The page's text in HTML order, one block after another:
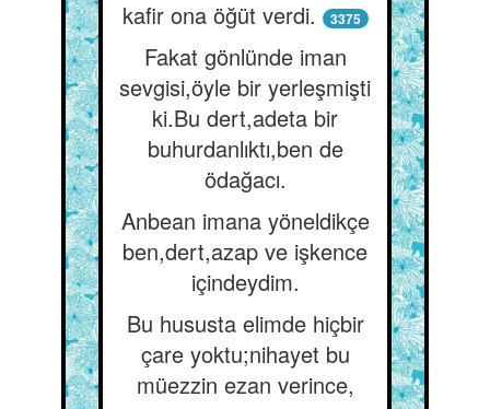
kafir ona öğüt verdi.
3375
Fakat gönlünde iman
sevgisi,öyle bir yerleşmişti
ki.Bu dert,adeta bir
buhurdanlıktı,ben de
ödağacı.
Anbean imana yöneldikçe
ben,dert,azap ve işkence
içindeydim.
Bu hususta elimde hiçbir
çare yoktu;nihayet bu
müezzin ezan verince,